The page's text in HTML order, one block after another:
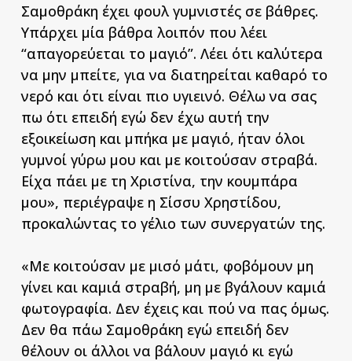
Σαμοθράκη έχει φουλ γυμνιστές σε βάθρες.
Υπάρχει μία βάθρα λοιπόν που λέει
“απαγορεύεται το μαγιό”. Λέει ότι καλύτερα
να μην μπείτε, για να διατηρείται καθαρό το
νερό και ότι είναι πιο υγιεινό. Θέλω να σας
πω ότι επειδή εγώ δεν έχω αυτή την
εξοικείωση και μπήκα με μαγιό, ήταν όλοι
γυμνοί γύρω μου και με κοιτούσαν στραβά.
Είχα πάει με τη Χριστίνα, την κουμπάρα
μου», περιέγραψε η Σίσσυ Χρηστίδου,
προκαλώντας το γέλιο των συνεργατών της.
«Με κοιτούσαν με μισό μάτι, φοβόμουν μη
γίνει και καμιά στραβή, μη με βγάλουν καμιά
φωτογραφία. Δεν έχεις και πού να πας όμως.
Δεν θα πάω Σαμοθράκη εγώ επειδή δεν
θέλουν οι άλλοι να βάλουν μαγιό κι εγώ